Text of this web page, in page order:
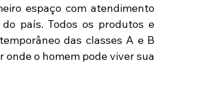
espaço com atendimento
país. Todos os produtos e
das classes A e B
o homem pode viver sua